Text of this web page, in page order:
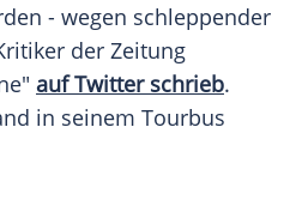
- wegen schleppender
der Zeitung
auf Twitter schrieb.
in seinem Tourbus